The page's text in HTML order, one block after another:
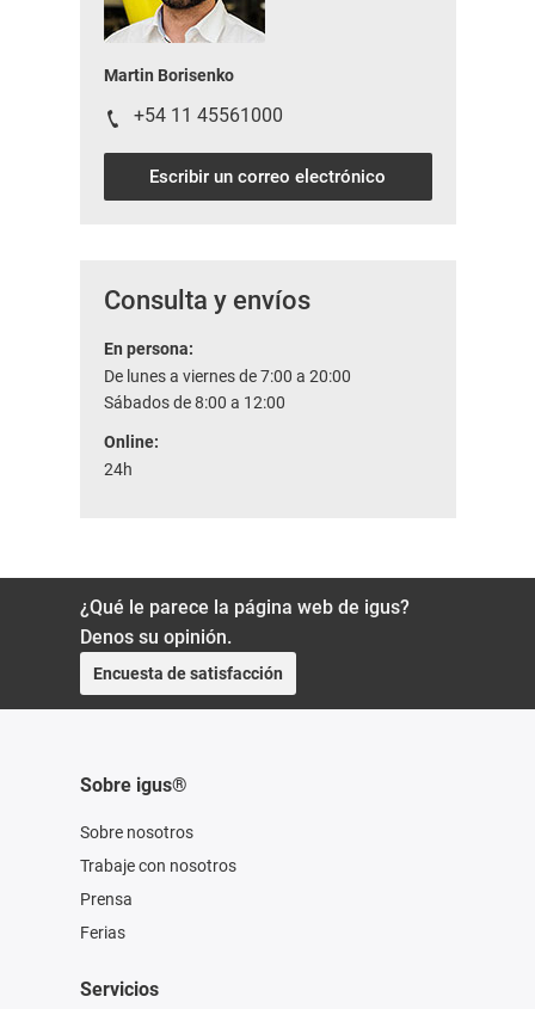
Martin Borisenko
+54 11 45561000
Escribir un correo electrónico
Consulta y envíos
En persona:
De lunes a viernes de 7:00 a 20:00
Sábados de 8:00 a 12:00
Online:
24h
¿Qué le parece la página web de igus?
Denos su opinión.
Encuesta de satisfacción
Sobre igus®
Sobre nosotros
Trabaje con nosotros
Prensa
Ferias
Servicios